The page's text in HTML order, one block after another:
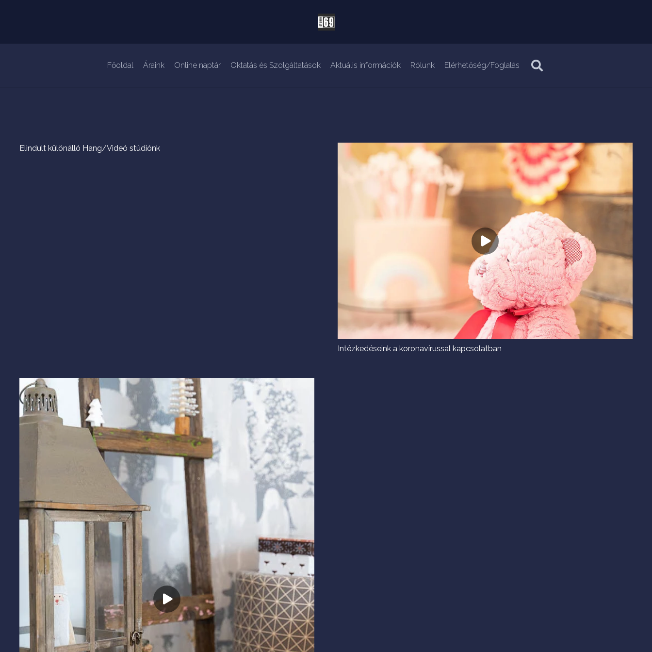
Főoldal Áraink Online naptár Oktatás és Szolgáltatások Aktuális információk Rólunk Elérhetőség/Foglalás
Elindult különálló Hang/Videó stúdiónk
Intézkedéseink a koronavírussal kapcsolatban